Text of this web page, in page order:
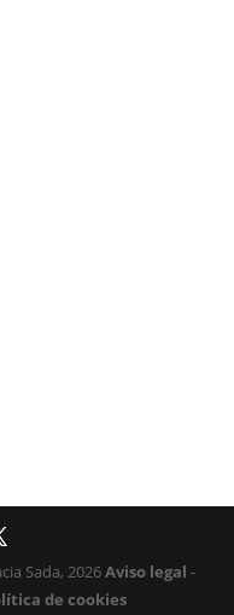
Sada, 2026Aviso legal -
de cookies